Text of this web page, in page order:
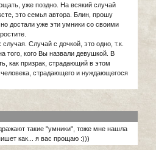
уже поздно. На всякий случай
это семья автора. Блин, прошу
достали уже эти умники со своими
Случай с дочкой, это одно, т.к.
того, кого Вы назвали девушкой. В
как призрак, страдающий в этом
страдающего и нуждающегося
такие "умники", тоже мне нашла
как... я вас прощаю :)))